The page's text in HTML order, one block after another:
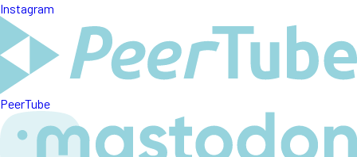
Instagram
PeerTube